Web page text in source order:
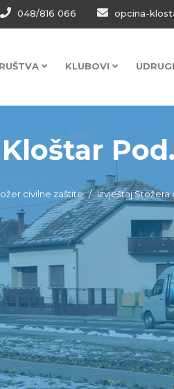
048/816 066 opcina-
KLUBOVI
civilne zaštite Izvještaj Stožera